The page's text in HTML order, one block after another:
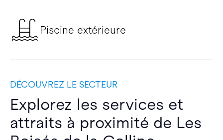
Piscine extérieure
DÉCOUVREZ LE SECTEUR
Explorez les services et
attraits à proximité de Les